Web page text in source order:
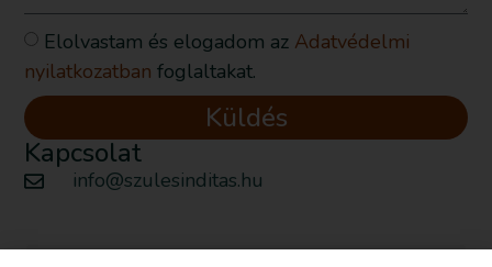
Elolvastam és elogadom az Adatvédelmi
nyilatkozatban foglaltakat.
Küldés
Kapcsolat
info@szulesinditas.hu